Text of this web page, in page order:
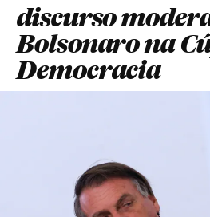
discurso
Bolsonaro na
Democracia